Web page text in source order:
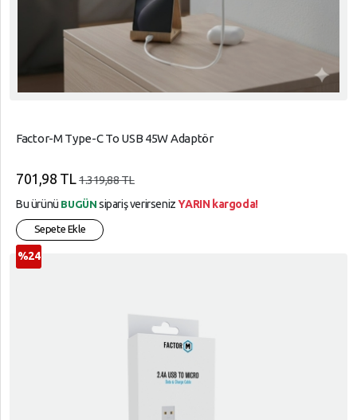
Factor-M Type-C To USB 45W Adaptör
701,98 TL1.319,88 TL
Bu ürünü BUGÜN sipariş verirsenizYARIN kargoda!
Sepete Ekle
%24